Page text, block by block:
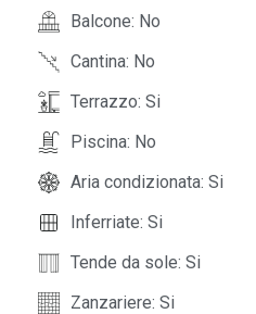
Balcone: No
Cantina: No
Terrazzo: Si
Piscina: No
Aria condizionata: Si
Inferriate: Si
Tende da sole: Si
Zanzariere: Si